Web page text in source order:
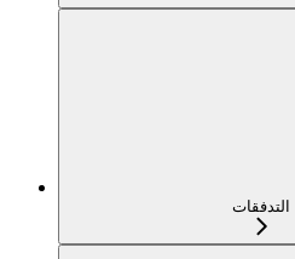
التدفقات